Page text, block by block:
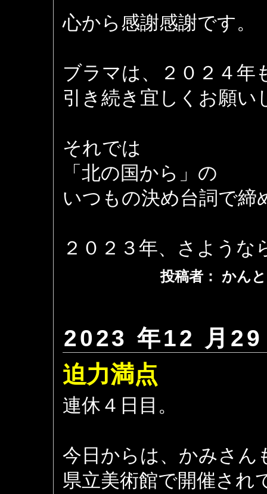
心から感謝感謝です。
ブラマは、２０２４年
引き続き宜しくお願い
それでは
「北の国から」の
いつもの決め台詞で締
２０２３年、さような
投稿者： かん
2023 年12 月
迫力満点
連休４日目。
今日からは、かみさん
県立美術館で開催され